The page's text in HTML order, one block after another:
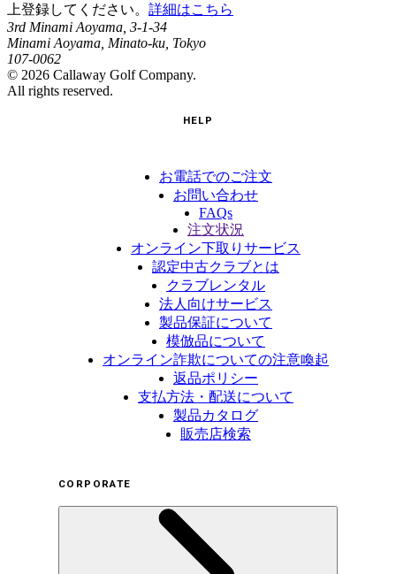
上登録してください。 詳細はこちら
3rd Minami Aoyama, 3-1-34
Minami Aoyama, Minato-ku, Tokyo
107-0062
© 2026 Callaway Golf Company.
All rights reserved.
HELP
お電話でのご注文
お問い合わせ
FAQs
注文状況
オンライン下取りサービス
認定中古クラブとは
クラブレンタル
法人向けサービス
製品保証について
模倣品について
オンライン詐欺についての注意喚起
返品ポリシー
支払方法・配送について
製品カタログ
販売店検索
CORPORATE